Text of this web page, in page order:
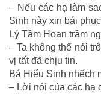
– Nếu các hạ làm
Sinh này xin bái
Lý Tầm Hoan trầm
– Ta không thể nói
vị tất đã chịu tin.
Bá Hiểu Sinh nhếch
– Lời nói của các hạ